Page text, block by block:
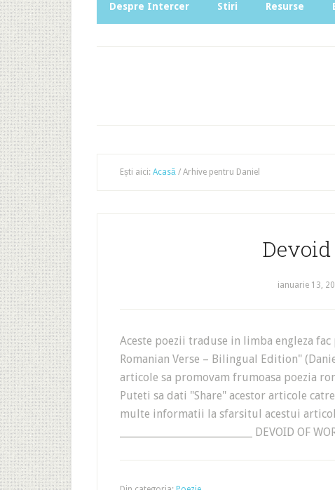
Despre Intercer Stiri Resurse
Ești aici: Acasă / Arhive pentru Daniel
ianuarie 13,
Aceste poezii traduse in limba engleza
Romanian Verse – Bilingual Edition"
articole sa promovam frumoasa poezia
Puteti sa dati "Share" acestor articole
multe informatii la sfarsitul acestui
___________________________ DEVOID OF